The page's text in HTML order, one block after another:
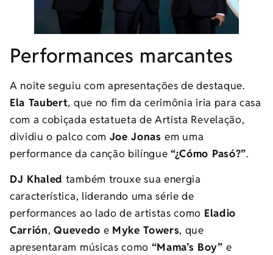
Performances marcantes
A noite seguiu com apresentações de destaque.
Ela Taubert, que no fim da cerimônia iria para casa
com a cobiçada estatueta de Artista Revelação,
dividiu o palco com Joe Jonasem uma
performance da canção bilíngue“¿Cómo Pasó?”.
DJ Khaled também trouxe sua energia
característica, liderando uma série de
performances ao lado de artistas como Eladio
Carrión,Quevedo e Myke Towers, que
apresentaram músicas como “Mama’s Boy” e